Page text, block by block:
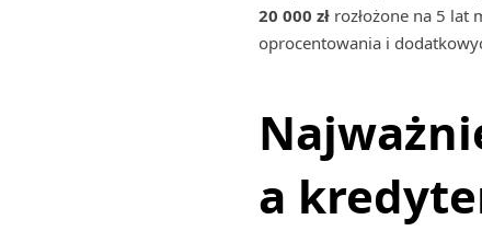
20 000 złrozłożone na 5 lat
oprocentowania i
a